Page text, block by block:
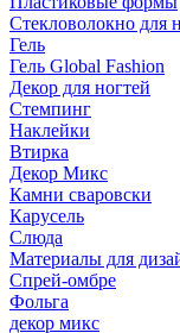
Стекловолокно для
Гель
Гель Global Fashion
Декор для ногтей
Стемпинг
Наклейки
Втирка
Декор Микс
Камни сваровски
Карусель
Слюда
Материалы для
Спрей-омбре
Фольга
декор микс